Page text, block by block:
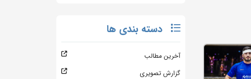
دسته بندی ها
آخرین مطالب
گزارش تصویری